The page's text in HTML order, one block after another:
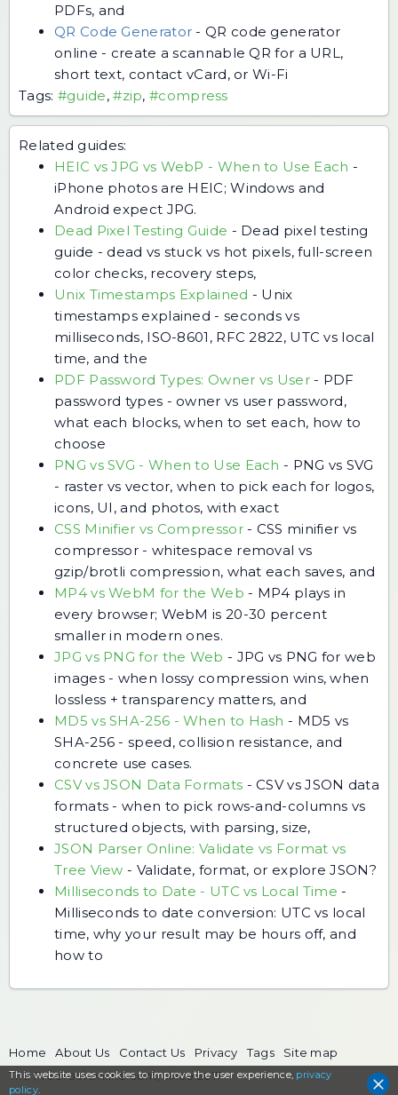
PDFs, and
QR Code Generator -QR code generator
online - create a scannable QR for a URL,
short text, contact vCard, or Wi-Fi
Tags: #guide,#zip,#compress
Related guides:
HEIC vs JPG vs WebP - When to Use Each -
iPhone photos are HEIC; Windows and
Android expect JPG.
Dead Pixel Testing Guide - Dead pixel testing
guide - dead vs stuck vs hot pixels, full-screen
color checks, recovery steps,
Unix Timestamps Explained - Unix
timestamps explained - seconds vs
milliseconds, ISO-8601, RFC 2822, UTC vs local
time, and the
PDF Password Types: Owner vs User- PDF
password types - owner vs user password,
what each blocks, when to set each, how to
choose
PNG vs SVG - When to Use Each - PNG vs SVG
- raster vs vector, when to pick each for logos,
icons, UI, and photos, with exact
CSS Minifier vs Compressor- CSS minifier vs
compressor - whitespace removal vs
gzip/brotli compression, what each saves, and
MP4 vs WebM for the Web - MP4 plays in
every browser; WebM is 20-30 percent
smaller in modern ones.
JPG vs PNG for the Web - JPG vs PNG for web
images - when lossy compression wins, when
lossless + transparency matters, and
MD5 vs SHA-256 - When to Hash - MD5 vs
SHA-256 - speed, collision resistance, and
concrete use cases.
CSV vs JSON Data Formats -CSV vs JSON data
formats - when to pick rows-and-columns vs
structured objects, with parsing, size,
JSON Parser Online: Validate vs Format vs
Tree View - Validate, format, or explore JSON?
Milliseconds to Date - UTC vs Local Time -
Milliseconds to date conversion: UTC vs local
time, why your result may be hours off, and
how to
This website uses cookies to improve the user experience, privacy
policy.
Home About Us Contact Us Privacy Tags
Site map
The FreeToolOnline.com, since 2017